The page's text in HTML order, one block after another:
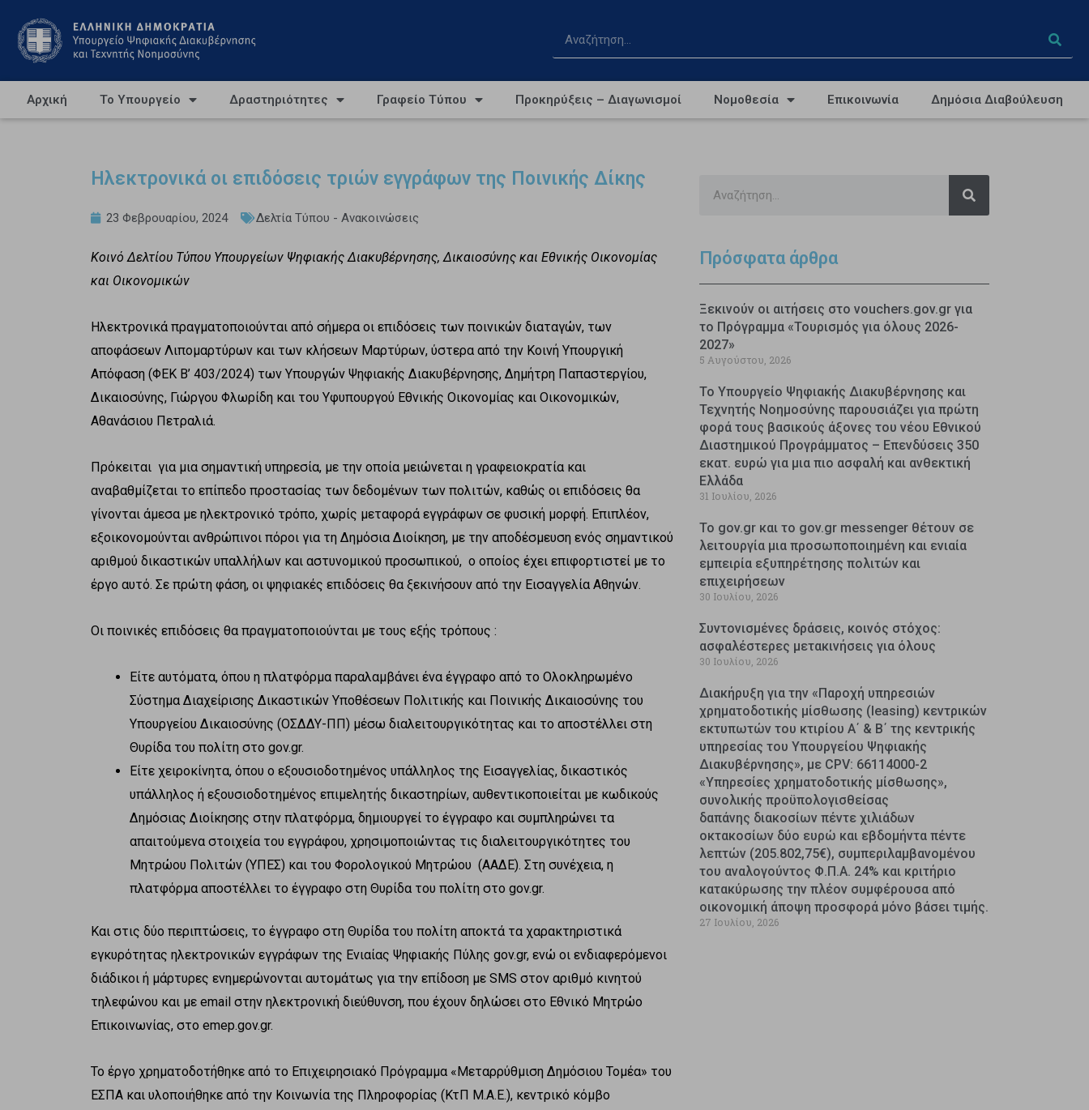
Αρχική Το Υπουργείο Δραστηριότητες Γραφείο Τύπου Προκηρύξεις – Διαγωνισμοί Νομοθεσία Επικοινωνία Δημόσια Διαβούλευση
Ηλεκτρονικά οι επιδόσεις τριών εγγράφων της Ποινικής Δίκης
23 Φεβρουαρίου, 2024 Δελτία Τύπου - Ανακοινώσεις
Κοινό Δελτίου Τύπου Υπουργείων Ψηφιακής Διακυβέρνησης, Δικαιοσύνης και Εθνικής Οικονομίας
και Οικονομικών
Ηλεκτρονικά πραγματοποιούνται από σήμερα οι επιδόσεις των ποινικών διαταγών, των
αποφάσεων Λιπομαρτύρων και των κλήσεων Μαρτύρων, ύστερα από την Κοινή Υπουργική
Απόφαση (ΦΕΚ Β’ 403/2024) των Υπουργών Ψηφιακής Διακυβέρνησης, Δημήτρη Παπαστεργίου,
Δικαιοσύνης, Γιώργου Φλωρίδη και του Υφυπουργού Εθνικής Οικονομίας και Οικονομικών,
Αθανάσιου Πετραλιά.
Πρόκειται για μια σημαντική υπηρεσία, με την οποία μειώνεται η γραφειοκρατία και
αναβαθμίζεται το επίπεδο προστασίας των δεδομένων των πολιτών, καθώς οι επιδόσεις θα
γίνονται άμεσα με ηλεκτρονικό τρόπο, χωρίς μεταφορά εγγράφων σε φυσική μορφή. Επιπλέον,
εξοικονομούνται ανθρώπινοι πόροι για τη Δημόσια Διοίκηση, με την αποδέσμευση ενός σημαντικού
αριθμού δικαστικών υπαλλήλων και αστυνομικού προσωπικού, ο οποίος έχει επιφορτιστεί με το
έργο αυτό. Σε πρώτη φάση, οι ψηφιακές επιδόσεις θα ξεκινήσουν από την Εισαγγελία Αθηνών.
Οι ποινικές επιδόσεις θα πραγματοποιούνται με τους εξής τρόπους :
Είτε αυτόματα, όπου η πλατφόρμα παραλαμβάνει ένα έγγραφο από το Ολοκληρωμένο
Σύστημα Διαχείρισης Δικαστικών Υποθέσεων Πολιτικής και Ποινικής Δικαιοσύνης του
Υπουργείου Δικαιοσύνης (ΟΣΔΔΥ-ΠΠ) μέσω διαλειτουργικότητας και το αποστέλλει στη
Θυρίδα του πολίτη στο gov.gr.
Είτε χειροκίνητα, όπου ο εξουσιοδοτημένος υπάλληλος της Εισαγγελίας, δικαστικός
υπάλληλος ή εξουσιοδοτημένος επιμελητής δικαστηρίων, αυθεντικοποιείται με κωδικούς
Δημόσιας Διοίκησης στην πλατφόρμα, δημιουργεί το έγγραφο και συμπληρώνει τα
απαιτούμενα στοιχεία του εγγράφου, χρησιμοποιώντας τις διαλειτουργικότητες του
Μητρώου Πολιτών (ΥΠΕΣ) και του Φορολογικού Μητρώου (ΑΑΔΕ). Στη συνέχεια, η
πλατφόρμα αποστέλλει το έγγραφο στη Θυρίδα του πολίτη στο gov.gr.
Και στις δύο περιπτώσεις, το έγγραφο στη Θυρίδα του πολίτη αποκτά τα χαρακτηριστικά
εγκυρότητας ηλεκτρονικών εγγράφων της Ενιαίας Ψηφιακής Πύλης gov.gr, ενώ οι ενδιαφερόμενοι
διάδικοι ή μάρτυρες ενημερώνονται αυτομάτως για την επίδοση με SMS στον αριθμό κινητού
τηλεφώνου και με email στην ηλεκτρονική διεύθυνση, που έχουν δηλώσει στο Εθνικό Μητρώο
Επικοινωνίας, στο emep.gov.gr.
Το έργο χρηματοδοτήθηκε από το Επιχειρησιακό Πρόγραμμα «Μεταρρύθμιση Δημόσιου Τομέα» του
ΕΣΠΑ και υλοποιήθηκε από την Κοινωνία της Πληροφορίας (ΚτΠ Μ.Α.Ε.), κεντρικό κόμβο
Πρόσφατα άρθρα
Ξεκινούν οι αιτήσεις στο vouchers.gov.gr για
το Πρόγραμμα «Τουρισμός για όλους 2026-
2027»
5 Αυγούστου, 2026
Το Υπουργείο Ψηφιακής Διακυβέρνησης και
Τεχνητής Νοημοσύνης παρουσιάζει για πρώτη
φορά τους βασικούς άξονες του νέου Εθνικού
Διαστημικού Προγράμματος – Επενδύσεις 350
εκατ. ευρώ για μια πιο ασφαλή και ανθεκτική
Ελλάδα
31 Ιουλίου, 2026
Το gov.gr και το gov.gr messenger θέτουν σε
λειτουργία μια προσωποποιημένη και ενιαία
εμπειρία εξυπηρέτησης πολιτών και
επιχειρήσεων
30 Ιουλίου, 2026
Συντονισμένες δράσεις, κοινός στόχος:
ασφαλέστερες μετακινήσεις για όλους
30 Ιουλίου, 2026
Διακήρυξη για την «Παροχή υπηρεσιών
χρηματοδοτικής μίσθωσης (leasing) κεντρικών
εκτυπωτών του κτιρίου Α΄ & Β΄ της κεντρικής
υπηρεσίας του Υπουργείου Ψηφιακής
Διακυβέρνησης», με CPV: 66114000-2
«Υπηρεσίες χρηματοδοτικής μίσθωσης»,
συνολικής προϋπολογισθείσας
δαπάνης διακοσίων πέντε χιλιάδων
οκτακοσίων δύο ευρώ και εβδομήντα πέντε
λεπτών (205.802,75€), συμπεριλαμβανομένου
του αναλογούντος Φ.Π.Α. 24% και κριτήριο
κατακύρωσης την πλέον συμφέρουσα από
οικονομική άποψη προσφορά μόνο βάσει τιμής.
27 Ιουλίου, 2026